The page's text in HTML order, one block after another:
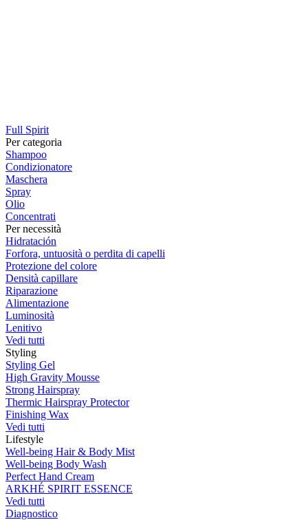
Full Spirit
Per categoria
Shampoo
Condizionatore
Maschera
Spray
Olio
Concentrati
Per necessità
Hidratación
Forfora, untuosità o perdita di capelli
Protezione del colore
Densità capillare
Riparazione
Alimentazione
Luminosità
Lenitivo
Vedi tutti
Styling
Styling Gel
High Gravity Mousse
Strong Hairspray
Thermic Hairspray Protector
Finishing Wax
Vedi tutti
Lifestyle
Well-being Hair & Body Mist
Well-being Body Wash
Perfect Hand Cream
ARKHÉ SPIRIT ESSENCE
Vedi tutti
Diagnostico